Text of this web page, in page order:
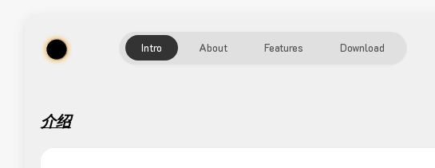
Intro About Features Download
介绍